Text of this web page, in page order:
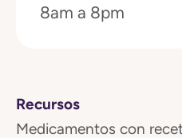
8am a 8pm
Recursos
Medicamentos con